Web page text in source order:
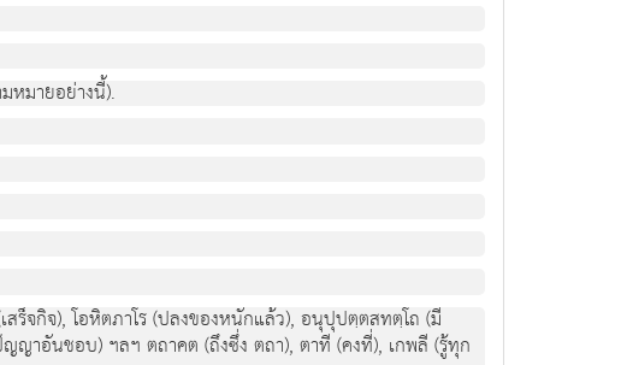
หมายอย่างนี้).
ร็จกิจ), โอหิตภาโร (ปลงของหนักแล้ว), อนุปุปตฺตสทตฺโถ (มี
าอันชอบ) ฯลฯ ตถาคต (ถึงซึ่ง ตถา), ตาที (คงที่), เกพลี (รู้ทุก